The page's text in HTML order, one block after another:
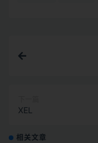
XEL
相关文章